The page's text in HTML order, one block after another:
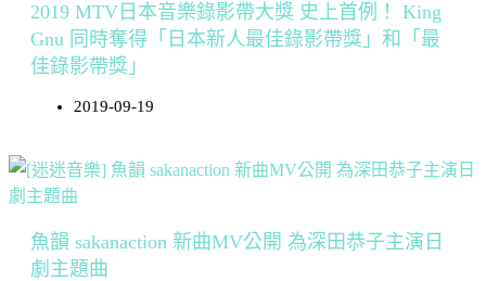
2019 MTV日本音樂錄影帶大獎 史上首例！ King
Gnu 同時奪得「日本新人最佳錄影帶獎」和「最
佳錄影帶獎」
2019-09-19
魚韻 sakanaction 新曲MV公開 為深田恭子主演日
劇主題曲